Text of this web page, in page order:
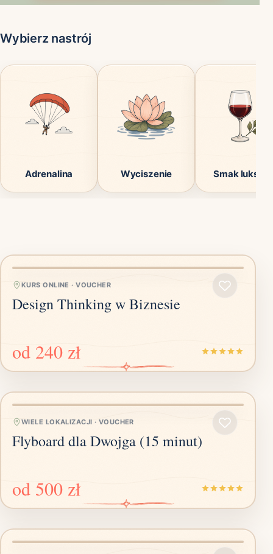
Wybierz nastrój
Adrenalina Wyciszenie Smak
KURS ONLINE ·VOUCHER
Design Thinking w Biznesie
od 240 zł
WIELE LOKALIZACJI · VOUCHER
Flyboard dla Dwojga (15 minut)
od 500 zł